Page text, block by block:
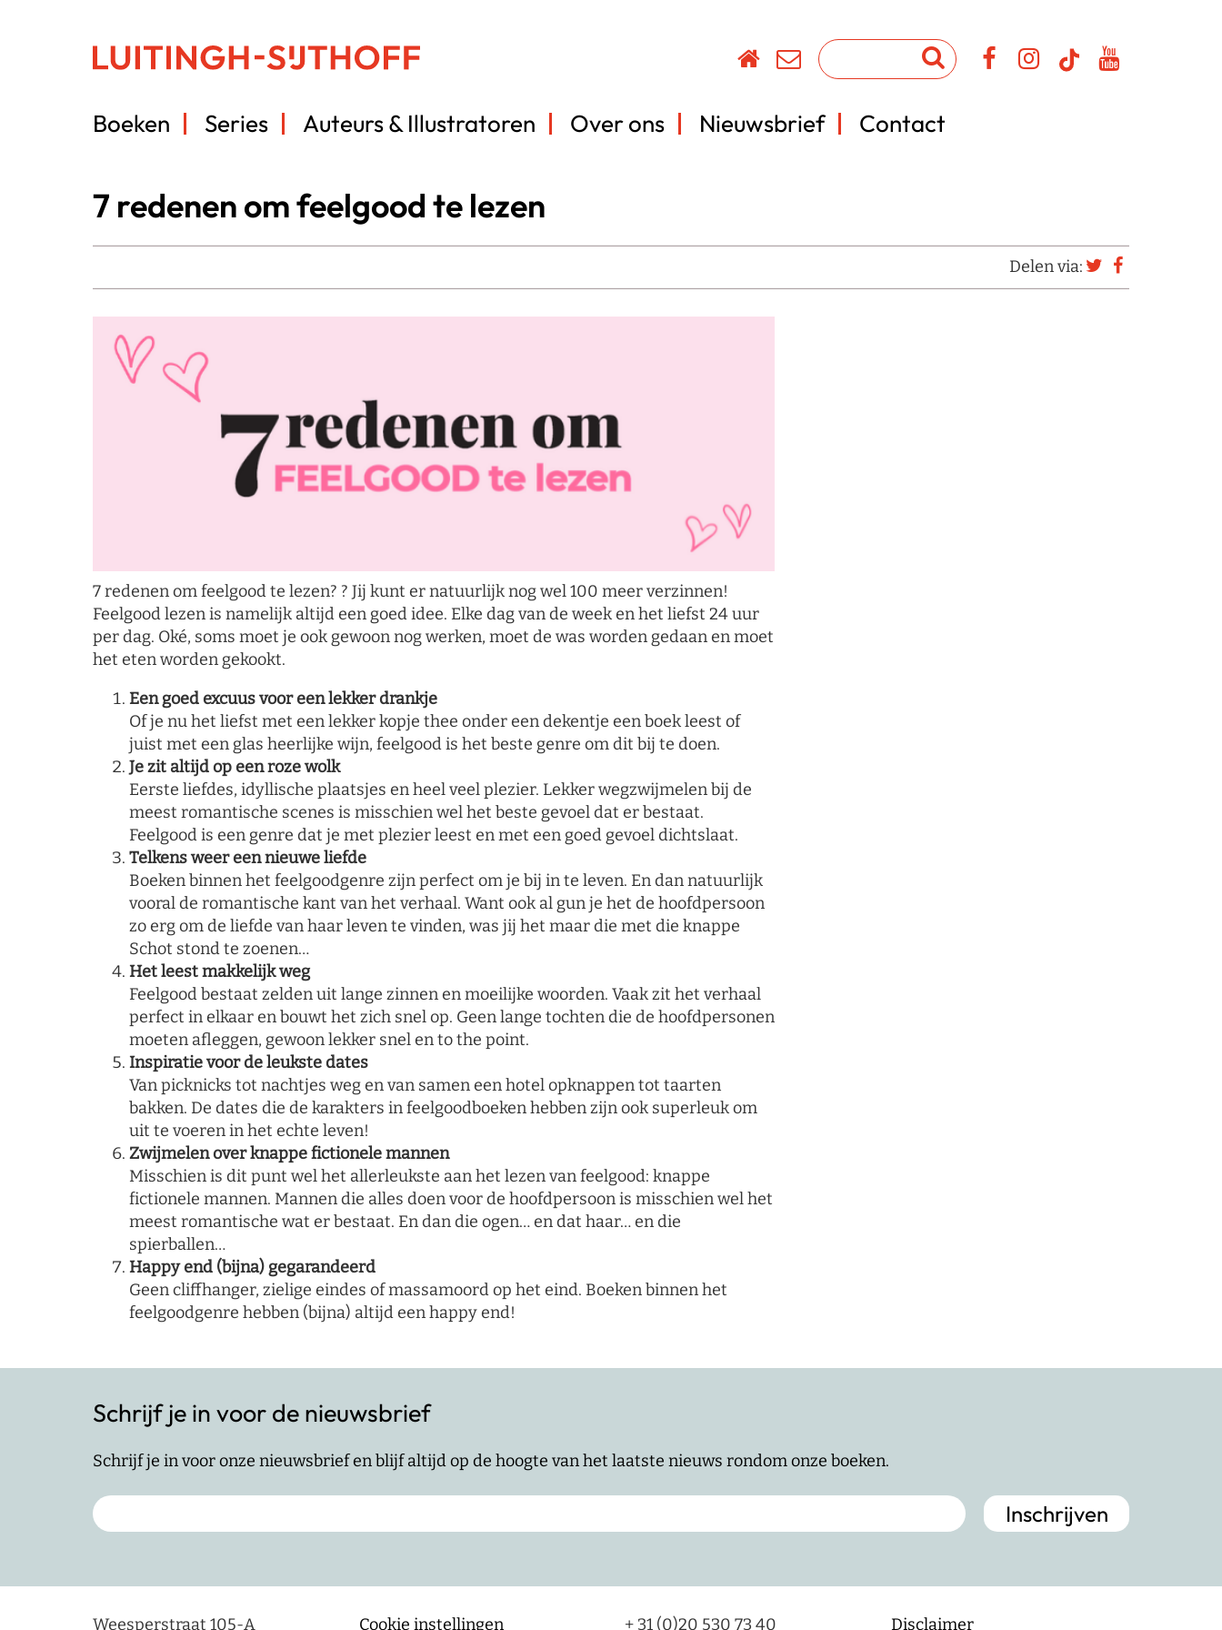
Boeken Series Auteurs & Illustratoren Over ons Nieuwsbrief Contact
7 redenen om feelgood te lezen
Delen via:
7 redenen om feelgood te lezen? ? Jij kunt er natuurlijk nog wel 100 meer verzinnen!
Feelgood lezen is namelijk altijd een goed idee. Elke dag van de week en het liefst 24 uur
per dag. Oké, soms moet je ook gewoon nog werken, moet de was worden gedaan en moet
het eten worden gekookt.
Een goed excuus voor een lekker drankje
Of je nu het liefst met een lekker kopje thee onder een dekentje een boek leest of
juist met een glas heerlijke wijn, feelgood is het beste genre om dit bij te doen.
Je zit altijd op een roze wolk
Eerste liefdes, idyllische plaatsjes en heel veel plezier. Lekker wegzwijmelen bij de
meest romantische scenes is misschien wel het beste gevoel dat er bestaat.
Feelgood is een genre dat je met plezier leest en met een goed gevoel dichtslaat.
Telkens weer een nieuwe liefde
Boeken binnen het feelgoodgenre zijn perfect om je bij in te leven. En dan natuurlijk
vooral de romantische kant van het verhaal. Want ook al gun je het de hoofdpersoon
zo erg om de liefde van haar leven te vinden, was jij het maar die met die knappe
Schot stond te zoenen…
Het leest makkelijk weg
Feelgood bestaat zelden uit lange zinnen en moeilijke woorden. Vaak zit het verhaal
perfect in elkaar en bouwt het zich snel op. Geen lange tochten die de hoofdpersonen
moeten afleggen, gewoon lekker snel en to the point.
Inspiratie voor de leukste dates
Van picknicks tot nachtjes weg en van samen een hotel opknappen tot taarten
bakken. De dates die de karakters in feelgoodboeken hebben zijn ook superleuk om
uit te voeren in het echte leven!
Zwijmelen over knappe fictionele mannen
Misschien is dit punt wel het allerleukste aan het lezen van feelgood: knappe
fictionele mannen. Mannen die alles doen voor de hoofdpersoon is misschien wel het
meest romantische wat er bestaat. En dan die ogen… en dat haar… en die
spierballen…
Happy end (bijna) gegarandeerd
Geen cliffhanger, zielige eindes of massamoord op het eind. Boeken binnen het
feelgoodgenre hebben (bijna) altijd een happy end!
Schrijf je in voor de nieuwsbrief
Schrijf je in voor onze nieuwsbrief en blijf altijd op de hoogte van het laatste nieuws rondom onze boeken.
Weesperstraat 105-A Cookie instellingen + 31 (0)20 530 73 40 Disclaimer